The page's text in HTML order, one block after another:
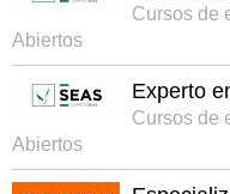
Cursos de
Abiertos
Experto
Cursos de
Abiertos